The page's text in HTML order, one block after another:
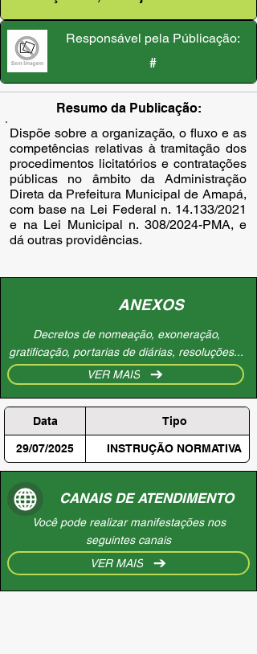
Responsável pela Públicação:
#
Resumo da Publicação:
Dispõe sobre a organização, o fluxo e as
competências relativas à tramitação dos
procedimentos licitatórios e contratações
públicas no âmbito da Administração
Direta da Prefeitura Municipal de Amapá,
com base na Lei Federal n. 14.133/2021
e na Lei Municipal n. 308/2024-PMA, e
dá outras providências.
ANEXOS
Decretos de nomeação, exoneração,
gratificação, portarias de diárias, resoluções...
VER MAIS
Data Tipo
29/07/2025 INSTRUÇÃO NORMATIVA
CANAIS DE ATENDIMENTO
Você pode realizar manifestações nos
seguintes canais
VER MAIS